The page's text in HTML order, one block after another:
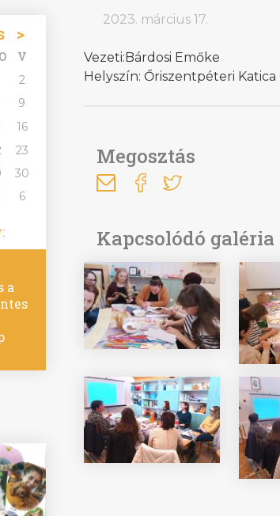
>
V
2
9
16
23
30
6
a
2023. március 17.
Vezeti:Bárdosi Emőke
Helyszín: Őriszentpéteri Katica
Megosztás
Kapcsolódó galéria